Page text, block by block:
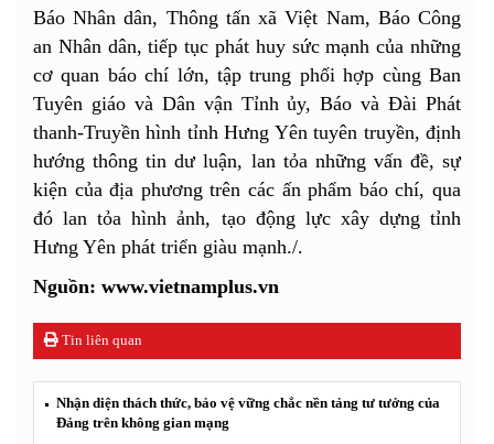
Báo Nhân dân, Thông tấn xã Việt Nam, Báo Công
an Nhân dân, tiếp tục phát huy sức mạnh của những
cơ quan báo chí lớn, tập trung phối hợp cùng Ban
Tuyên giáo và Dân vận Tỉnh ủy, Báo và Đài Phát
thanh-Truyền hình tỉnh Hưng Yên tuyên truyền, định
hướng thông tin dư luận, lan tỏa những vấn đề, sự
kiện của địa phương trên các ấn phẩm báo chí, qua
đó lan tỏa hình ảnh, tạo động lực xây dựng tỉnh
Hưng Yên phát triển giàu mạnh./.
Nguồn: www.vietnamplus.vn
Tin liên quan
Nhận diện thách thức, bảo vệ vững chắc nền tảng tư tưởng của
Đảng trên không gian mạng